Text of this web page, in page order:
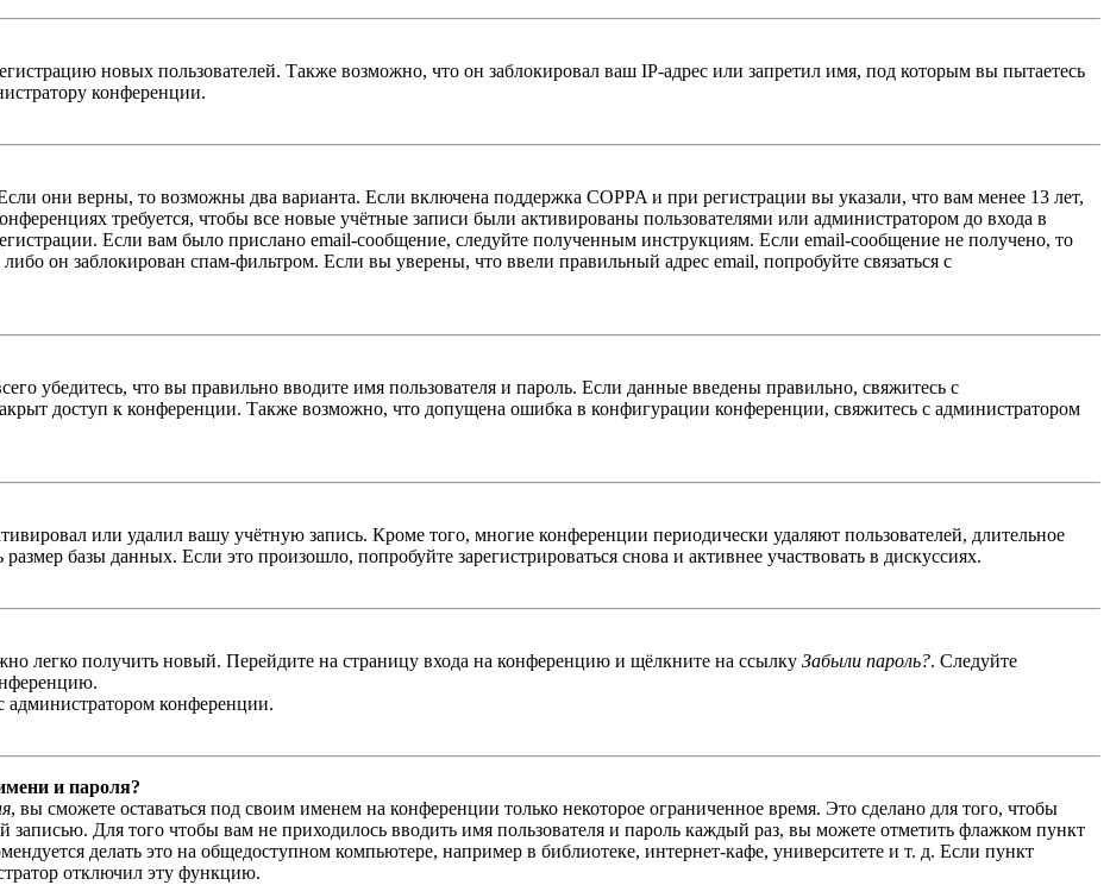
новых пользователей. Также возможно, что он заблокировал ваш IP-адрес или запретил имя, под которым вы пытаетесь
конференции.
они верны, то возможны два варианта. Если включена поддержка COPPA и при регистрации вы указали, что вам менее 13 лет,
требуется, чтобы все новые учётные записи были активированы пользователями или администратором до входа в
Если вам было прислано email-сообщение, следуйте полученным инструкциям. Если email-сообщение не получено, то
он заблокирован спам-фильтром. Если вы уверены, что ввели правильный адрес email, попробуйте связаться с
убедитесь, что вы правильно вводите имя пользователя и пароль. Если данные введены правильно, свяжитесь с
доступ к конференции. Также возможно, что допущена ошибка в конфигурации конференции, свяжитесь с администратором
или удалил вашу учётную запись. Кроме того, многие конференции периодически удаляют пользователей, длительное
базы данных. Если это произошло, попробуйте зарегистрироваться снова и активнее участвовать в дискуссиях.
легко получить новый. Перейдите на страницу входа на конференцию и щёлкните на ссылку Забыли пароль?. Следуйте
администратором конференции.
и пароля?
, вы сможете оставаться под своим именем на конференции только некоторое ограниченное время. Это сделано для того, чтобы
записью. Для того чтобы вам не приходилось вводить имя пользователя и пароль каждый раз, вы можете отметить флажком пункт
делать это на общедоступном компьютере, например в библиотеке, интернет-кафе, университете и т. д. Если пункт
отключил эту функцию.